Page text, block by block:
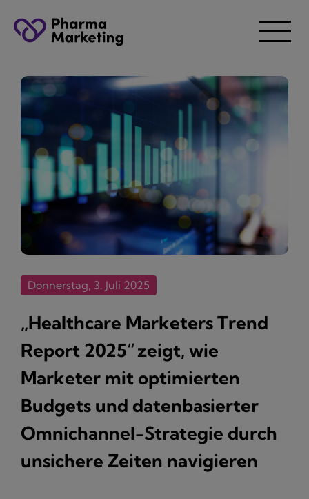
Donnerstag, 3. Juli 2025
„Healthcare Marketers Trend
Report 2025“ zeigt, wie
Marketer mitoptimierten
Budgets und datenbasierter
Omnichannel-Strategie durch
unsichere Zeiten navigieren